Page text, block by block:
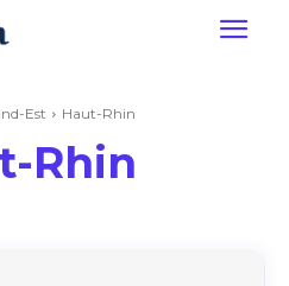
Est Haut-Rhin
Rhin